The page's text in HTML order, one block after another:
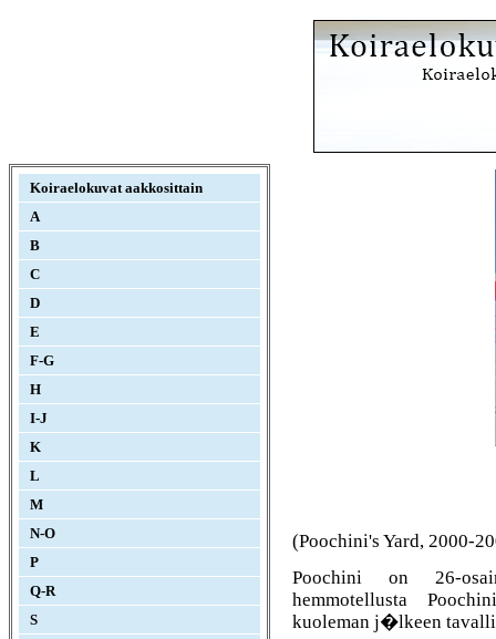
Koiraelokuvat aakkosittain
A
B
C
D
E
F-G
H
I-J
K
L
M
N-O
P
Q-R
S
(Poochini's Yard, 2000-
Poochini on 26-
hemmotellusta
kuoleman j�lkeen